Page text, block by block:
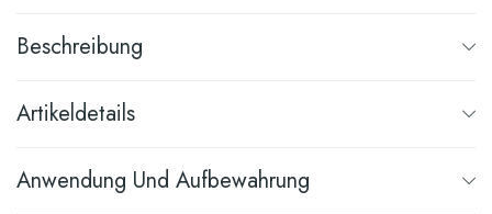
Beschreibung
Artikeldetails
Anwendung Und Aufbewahrung